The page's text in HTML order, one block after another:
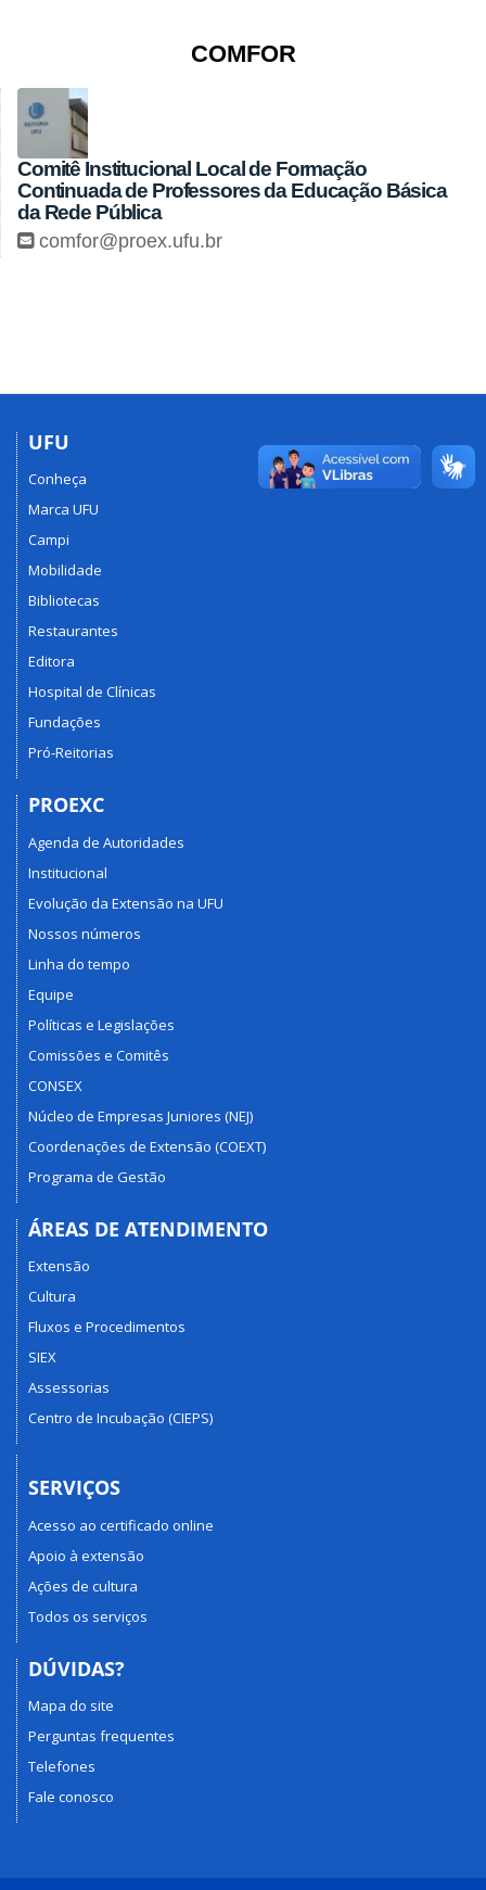
COMFOR
Comitê Institucional Local de Formação
Continuada de Professores da Educação Básica
da Rede Pública
comfor@proex.ufu.br
UFU
Conheça
Marca UFU
Campi
Mobilidade
Bibliotecas
Restaurantes
Editora
Hospital de Clínicas
Fundações
Pró-Reitorias
PROEXC
Agenda de Autoridades
Institucional
Evolução da Extensão na UFU
Nossos números
Linha do tempo
Equipe
Políticas e Legislações
Comissões e Comitês
CONSEX
Núcleo de Empresas Juniores (NEJ)
Coordenações de Extensão (COEXT)
Programa de Gestão
ÁREAS DE ATENDIMENTO
Extensão
Cultura
Fluxos e Procedimentos
SIEX
Assessorias
Centro de Incubação (CIEPS)
SERVIÇOS
Acesso ao certificado online
Apoio à extensão
Ações de cultura
Todos os serviços
DÚVIDAS?
Mapa do site
Perguntas frequentes
Telefones
Fale conosco